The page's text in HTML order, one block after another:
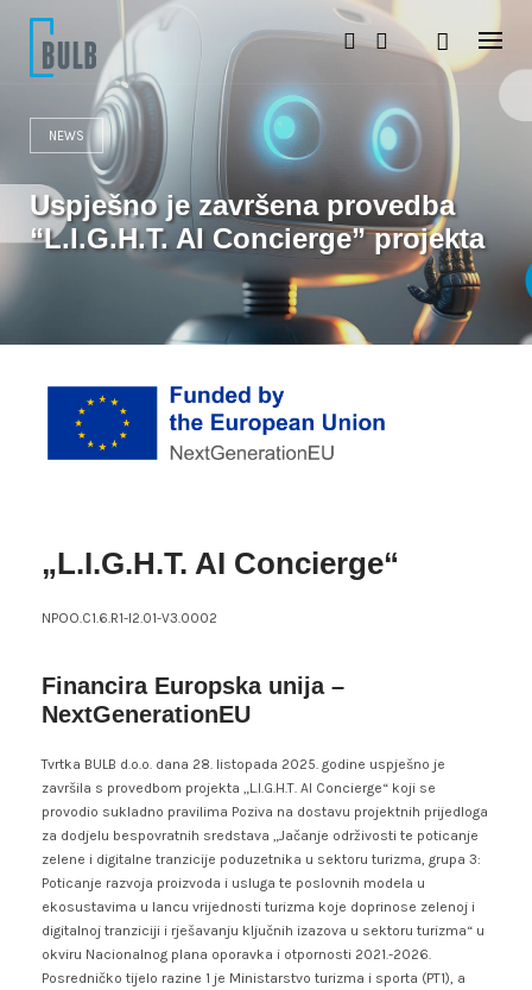
n
n
NEWS
Uspješno je završena provedba
“L.I.G.H.T. AI Concierge” projekta
„L.I.G.H.T. AI Concierge“
NPOO.C1.6.R1-I2.01-V3.0002
Financira Europska unija –
NextGenerationEU
Tvrtka BULB d.o.o. dana 28. listopada 2025. godine uspješno je
završila s provedbom projekta „L.I.G.H.T. AI Concierge“ koji se
provodio sukladno pravilima Poziva na dostavu projektnih prijedloga
za dodjelu bespovratnih sredstava „Jačanje održivosti te poticanje
zelene i digitalne tranzicije poduzetnika u sektoru turizma, grupa 3:
Poticanje razvoja proizvoda i usluga te poslovnih modela u
ekosustavima u lancu vrijednosti turizma koje doprinose zelenoj i
digitalnoj tranziciji i rješavanju ključnih izazova u sektoru turizma“ u
okviru Nacionalnog plana oporavka i otpornosti 2021.-2026.
Posredničko tijelo razine 1 je Ministarstvo turizma i sporta (PT1), a